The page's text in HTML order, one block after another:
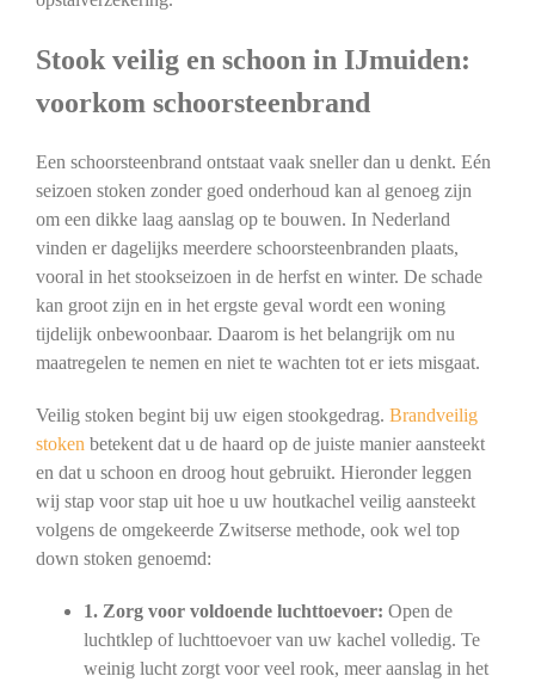
Stook veilig en schoon in IJmuiden:
voorkom schoorsteenbrand
Een schoorsteenbrand ontstaat vaak sneller dan u denkt. Eén
seizoen stoken zonder goed onderhoud kan al genoeg zijn
om een dikke laag aanslag op te bouwen. In Nederland
vinden er dagelijks meerdere schoorsteenbranden plaats,
vooral in het stookseizoen in de herfst en winter. De schade
kan groot zijn en in het ergste geval wordt een woning
tijdelijk onbewoonbaar. Daarom is het belangrijk om nu
maatregelen te nemen en niet te wachten tot er iets misgaat.
Veilig stoken begint bij uw eigen stookgedrag. Brandveilig
stoken betekent dat u de haard op de juiste manier aansteekt
en dat u schoon en droog hout gebruikt. Hieronder leggen
wij stap voor stap uit hoe u uw houtkachel veilig aansteekt
volgens de omgekeerde Zwitserse methode, ook wel top
down stoken genoemd:
1. Zorg voor voldoende luchttoevoer: Open de
luchtklep of luchttoevoer van uw kachel volledig. Te
weinig lucht zorgt voor veel rook, meer aanslag in het